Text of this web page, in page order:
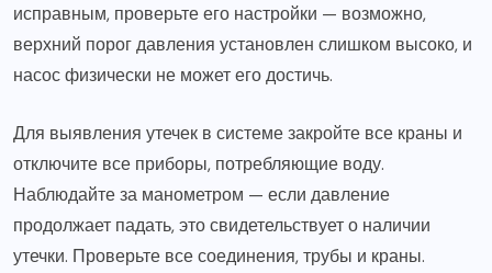
исправным, проверьте его настройки — возможно,
верхний порог давления установлен слишком высоко, и
насос физически не может его достичь.
Для выявления утечек в системе закройте все краны и
отключите все приборы, потребляющие воду.
Наблюдайте за манометром — если давление
продолжает падать, это свидетельствует о наличии
утечки. Проверьте все соединения, трубы и краны.